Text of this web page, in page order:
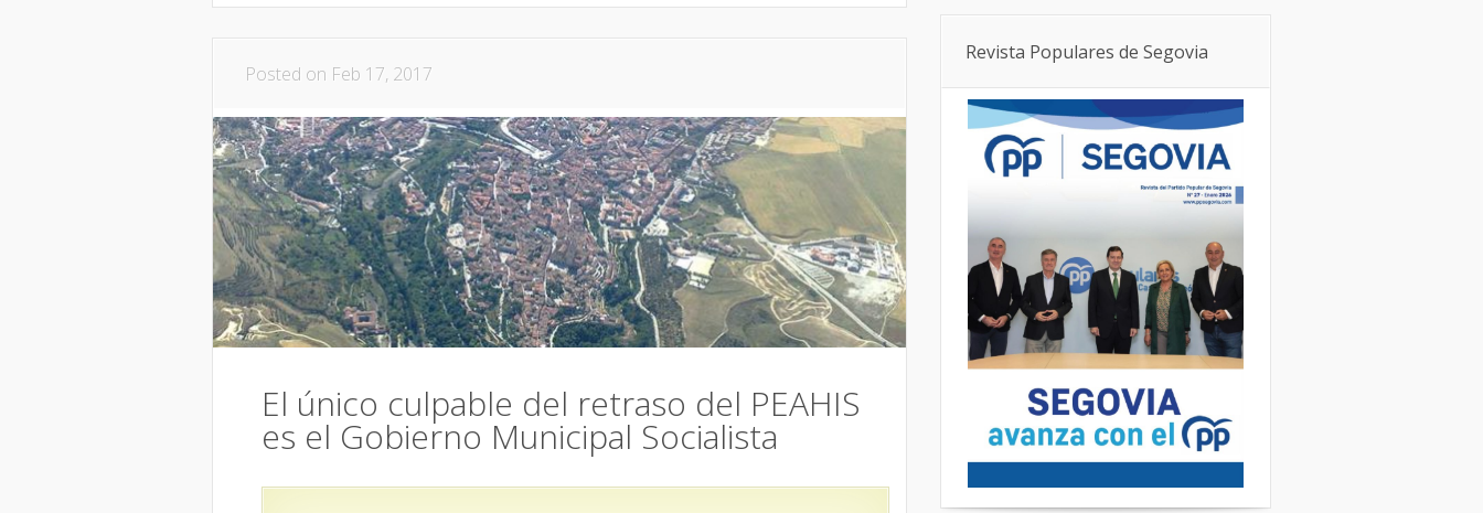
Posted on Feb 17, 2017
El único culpable del retraso del PEAHIS
es el Gobierno Municipal Socialista
Revista Populares de Segovia